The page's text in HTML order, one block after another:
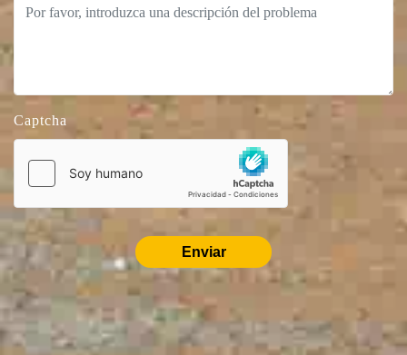
Captcha
Enviar